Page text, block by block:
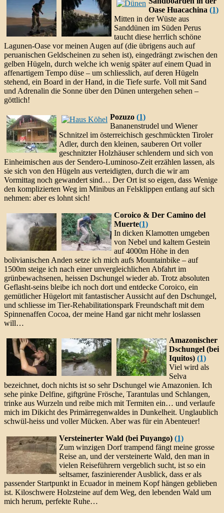
Oase Huacachina (1)
Mitten in der Wüste aus
Sanddünen im Süden Perus
taucht diese herrlich schöne
Lagunen-Oase vor meinen Augen auf (die übrigens auch auf
peruanischen Geldscheinen zu sehen ist), eingedrängt zwischen den
gelben Hügeln, durch welche ich wenig später auf einem Quad in
affenartigem Tempo düse – um schliesslich, auf deren Hügeln
stehend, ein Board in der Hand, in die Tiefe surfe. Voll mit Sand
und Adrenalin die Sonne über den Dünen untergehen sehen –
göttlich!
Pozuzo (1)
Bananenstrudel und Wiener
Schnitzel im österreichisch geschmückten Tiroler
Adler, durch den kleinen, sauberen Ort voller
geschnitzter Holzhäuser schlendern und sich von
Einheimischen aus der Sendero-Luminoso-Zeit erzählen lassen, als
sie sich von den Hügeln aus verteidigten, durch die wir am
Vormittag noch gewandert sind… Der Ort ist so eigen, dass Wenige
den komplizierten Weg im Minibus an Felsklippen entlang auf sich
nehmen: aber es lohnt sich!
Coroico & Der Camino del
Muerte(1)
In dicken Klamotten umgeben
von Nebel und kaltem Gestein
auf 4000m Höhe in den
bolivianischen Anden setze ich mich aufs Mountainbike – auf
1500m steige ich nach einer unvergleichlichen Abfahrt im
grünbewachsenen, heissen Dschungel wieder ab. Trotz absoluten
Geflasht-seins bleibe ich noch dort und entdecke Coroico, ein
gemütlicher Hügelort mit fantastischer Aussicht auf den Dschungel,
und schliesse im Tier-Rehabilitationspark Freundschaft mit dem
Spinnenaffen Cocoa, der meine Hand gar nicht mehr loslassen
will…
Amazonischer
Dschungel (bei
Iquitos) (1)
Viel wird als
Selva
bezeichnet, doch nichts ist so sehr Dschungel wie Amazonien. Ich
sehe pinke Delfine, giftgrüne Frösche, Tarantulas und Schlangen,
trinke aus Wurzeln und reibe mich mit Termiten ein… und verlaufe
mich im Dikicht des Primärregenwaldes in Dunkelheit. Unglaublich
schwül-heiss und voller Mücken. Aber was für ein Abenteuer!
Versteinerter Wald (bei Puyango) (1)
Zum winzigen Dorf trampend fängt meine grosse
Reise an, und der versteinerte Wald, den man in
vielen Reiseführern vergeblich sucht, ist so ein
seltsamer, faszinierender Ausblick, dass er als
passender Startpunkt in Ecuador in meinem Kopf hängen geblieben
ist. Kiloschwere Holzsteine auf dem Weg, den lebenden Wald um
mich herum, perfekte Ruhe…